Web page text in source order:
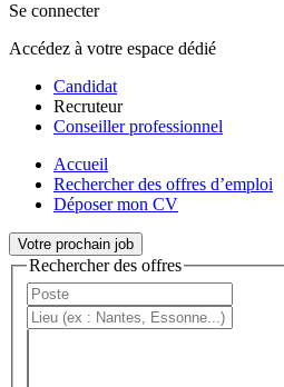
Se connecter
Accédez à votre espace dédié
Candidat
Recruteur
Conseiller professionnel
Accueil
Rechercher des offres d’emploi
Déposer mon CV
Votre prochain job
Rechercher des offres